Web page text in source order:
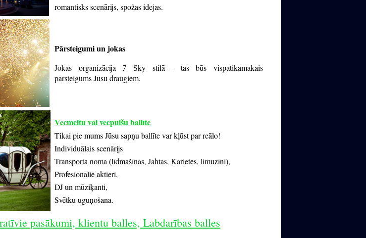
romantisksscenārijs, spožas idejas.
Pārsteigumi un jokas
Jokas organizācija 7 Sky stilā - tas būs vispatikamakais
pārsteigums Jūsu draugiem.
Vecmeitu vai vecpuišu ballīte
Tikai pie mums Jūsu sapņu ballīte var kļūst par reālo!
Individuālais scenārijs
Transporta noma (līdmašīnas, Jahtas, Karietes, limuzīni),
Profesionālie aktieri,
DJ un mūziķanti,
Svētku uguņošana.
pasākumi, klientu balles, Labdarības balles